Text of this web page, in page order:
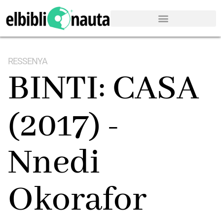
RESSENYA
BINTI: CASA
(2017) -
Nnedi
Okorafor